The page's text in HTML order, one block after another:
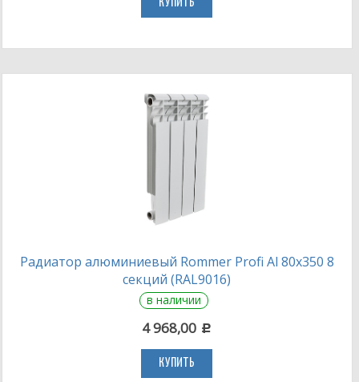
КУПИТЬ
Радиатор алюминиевый Rommer Profi Al 80х350 8
секций (RAL9016)
в наличии
4 968,00 c
КУПИТЬ